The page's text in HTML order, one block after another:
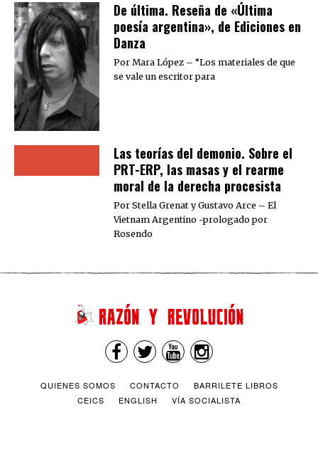
De última. Reseña de «Última
poesía argentina», de Ediciones en
Danza
Por Mara López – “Los materiales de que
se vale un escritor para
Las teorías del demonio. Sobre el
PRT-ERP, las masas y el rearme
moral de la derecha procesista
Por Stella Grenat y Gustavo Arce – El
Vietnam Argentino -prologado por
Rosendo
QUIENES SOMOS CONTACTO
BARRILETE LIBROS
CEICS
ENGLISH VÍA SOCIALISTA